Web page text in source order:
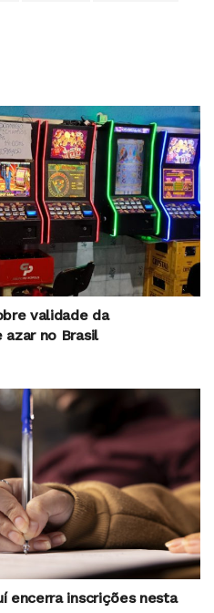
validade da
no Brasil
encerra inscrições nesta